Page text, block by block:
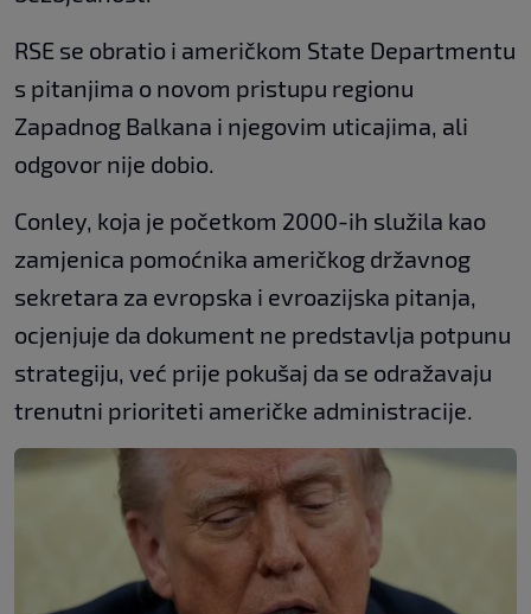
RSE se obratio i američkom State Departmentu
s pitanjima o novom pristupu regionu
Zapadnog Balkana i njegovim uticajima, ali
odgovor nije dobio.
Conley, koja je početkom 2000-ih služila kao
zamjenica pomoćnika američkog državnog
sekretara za evropska i evroazijska pitanja,
ocjenjuje da dokument ne predstavlja potpunu
strategiju, već prije pokušaj da se odražavaju
trenutni prioriteti američke administracije.